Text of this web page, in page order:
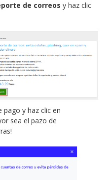
de correos y haz clic
pago y haz clic en
sea el pazo de